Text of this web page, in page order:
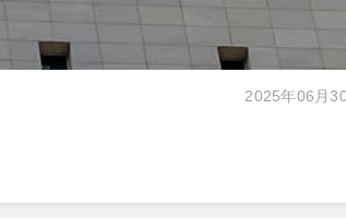
2025年06月